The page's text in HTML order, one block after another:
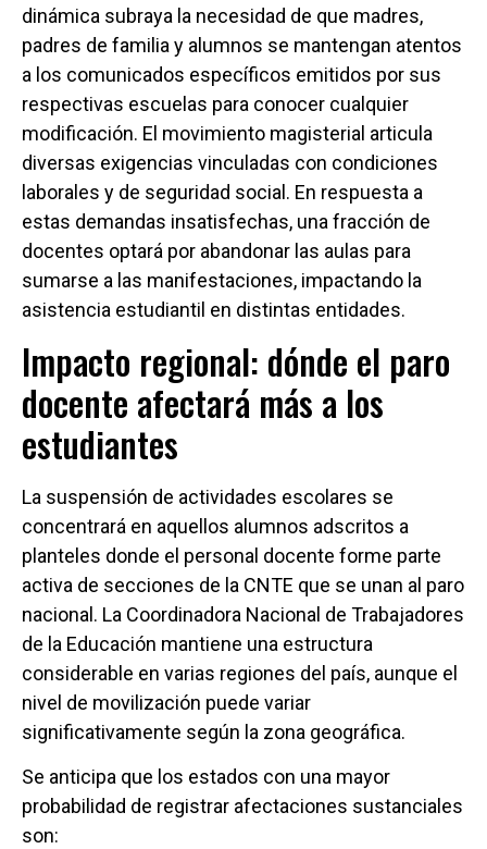
dinámica subraya la necesidad de que madres,
padres de familia y alumnos se mantengan atentos
a los comunicados específicos emitidos por sus
respectivas escuelas para conocer cualquier
modificación. El movimiento magisterial articula
diversas exigencias vinculadas con condiciones
laborales y de seguridad social. En respuesta a
estas demandas insatisfechas, una fracción de
docentes optará por abandonar las aulas para
sumarse a las manifestaciones, impactando la
asistencia estudiantil en distintas entidades.
Impacto regional: dónde el paro
docente afectará más a los
estudiantes
La suspensión de actividades escolares se
concentrará en aquellos alumnos adscritos a
planteles donde el personal docente forme parte
activa de secciones de la CNTE que se unan al paro
nacional. La Coordinadora Nacional de Trabajadores
de la Educación mantiene una estructura
considerable en varias regiones del país, aunque el
nivel de movilización puede variar
significativamente según la zona geográfica.
Se anticipa que los estados con una mayor
probabilidad de registrar afectaciones sustanciales
son: